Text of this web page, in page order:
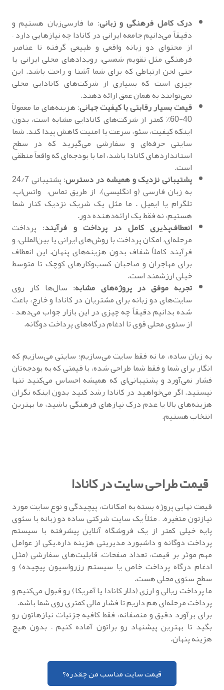
درک کامل فرهنگی و زبانی: ما فارسی‌زبان هستیم و
دقیقاً می‌دانیم جامعه ایرانی در کانادا چه نیازهایی دارد –
از محتوای دو زبانه واقعی و طبیعی گرفته تا عناصر
فرهنگی مثل تقویم شمسی، رویدادهای محلی ایرانی یا
حتی لحن ارتباطی که برای شما آشنا و راحت باشد. این
چیزی است که بسیاری از شرکت‌های کانادایی محلی
نمی‌توانند به همان عمق ارائه دهند.
قیمت بسیار رقابتی با کیفیت جهانی: هزینه‌های ما معمولاً
40-60٪ کمتر از شرکت‌های کانادایی مشابه است، بدون
اینکه کیفیت، سئو، سرعت یا امنیت کاهش پیدا کند. شما
سایتی حرفه‌ای و سفارشی می‌گیرید که در سطح
استانداردهای کانادا باشد، اما با بودجه‌ای که واقعاً منطقی
است.
پشتیبانی نزدیک و همیشه در دسترس : پشتیبانی 24/7
به زبان فارسی (و انگلیسی)، از طریق تماس، واتس‌اپ،
تلگرام یا ایمیل . ما مثل یک شریک نزدیک کنار شما
هستیم، نه فقط یک ارائه‌دهنده دور.
انعطاف‌پذیری کامل در پرداخت و فرآیند: پرداخت
مرحله‌ای، امکان پرداخت با روش‌های ایرانی یا بین‌المللی، و
فرآیند کاملاً شفاف بدون هزینه‌های پنهان. این انعطاف
برای مهاجران و صاحبان کسب‌وکارهای کوچک تا متوسط
خیلی ارزشمند است.
تجربه موفق در پروژه‌های مشابه: سال‌ها کار روی
سایت‌های دو زبانه برای مشتریان در کانادا و خارج، باعث
شده بدانیم دقیقاً چه چیزی در این بازار جواب می‌دهد –
از سئوی محلی قوی تا ادغام درگاه‌های پرداخت دوگانه.
به زبان ساده، ما نه فقط سایت می‌سازیم؛ سایتی می‌سازیم که
انگار برای شما و فقط شما طراحی شده، با قیمتی که به بودجه‌تان
فشار نمی‌آورد و پشتیبانی‌ای که همیشه احساس می‌کنید تنها
نیستید. اگر می‌خواهید در کانادا رشد کنید بدون اینکه نگران
هزینه‌های بالا یا عدم درک نیازهای فرهنگی باشید، ما بهترین
انتخاب هستیم.
قیمت طراحی سایت در کانادا
قیمت نهایی پروژه بسته به امکانات، پیچیدگی و نوع سایت مورد
نیازتون متغیره. – مثلاً یک سایت شرکتی ساده دو زبانه با سئوی
پایه خیلی کمتر از یک فروشگاه آنلاین پیشرفته با سیستم
پرداخت دوگانه و داشبورد مدیریتی هزینه داره.یکی از عوامل
مهم موثر بر قیمت، تعداد صفحات، قابلیت‌های سفارشی (مثل
ادغام درگاه پرداخت خاص یا سیستم رزرواسیون پیچیده) و
سطح سئوی محلی هست.
ما پرداخت ریالی و ارزی (دلار کانادا یا آمریکا) رو قبول می‌کنیم و
پرداخت مرحله‌ای هم داریم تا فشار مالی کمتری روی شما باشه.
برای برآورد دقیق و منصفانه، فقط کافیه جزئیات نیازهاتون رو
بگید تا بهترین پیشنهاد رو براتون آماده کنیم – بدون هیچ
هزینه پنهان.
قیمت سایت مناسب من چقدره؟